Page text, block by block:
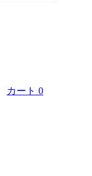
カート 0